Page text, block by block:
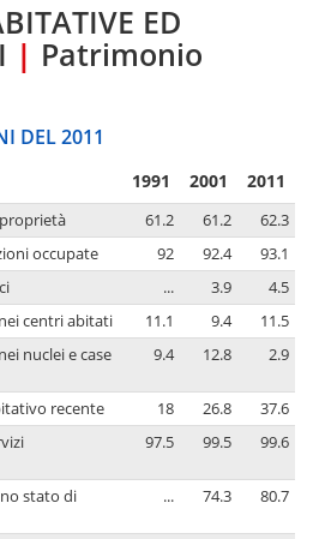
ED
| Patrimonio
DEL 2011
1991 2001 2011
61.2 61.2
62.3
occupate
92 92.4
93.1
... 3.9
4.5
centri abitati
11.1 9.4
11.5
nuclei e case
9.4 12.8 2.9
recente 18 26.8
37.6
97.5 99.5 99.6
stato di
... 74.3 80.7